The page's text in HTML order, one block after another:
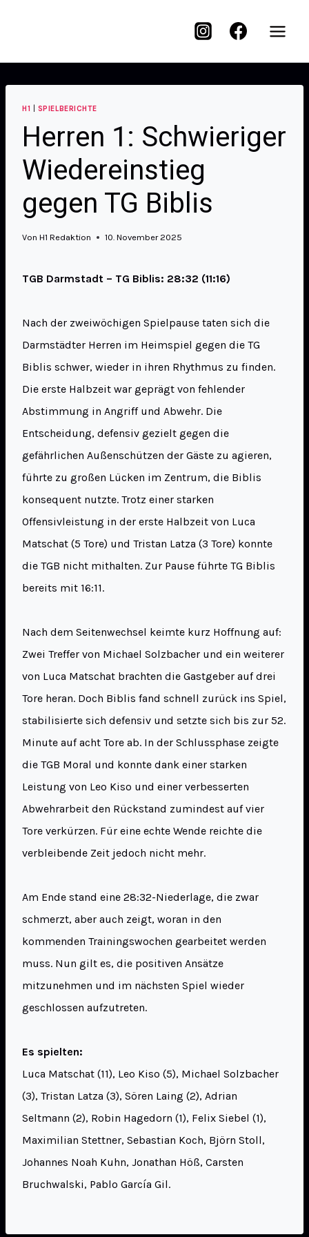
H1 SPIELBERICHTE
Herren 1: Schwieriger
Wiedereinstieg
gegen TG Biblis
Von H1 Redaktion 10. November 2025
TGB Darmstadt – TG Biblis: 28:32 (11:16)
Nach der zweiwöchigen Spielpause taten sich die
Darmstädter Herren im Heimspiel gegen die TG
Biblis schwer, wieder in ihren Rhythmus zu finden.
Die erste Halbzeit war geprägt von fehlender
Abstimmung in Angriff und Abwehr. Die
Entscheidung, defensiv gezielt gegen die
gefährlichen Außenschützen der Gäste zu agieren,
führte zu großen Lücken im Zentrum, die Biblis
konsequent nutzte. Trotz einer starken
Offensivleistung in der erste Halbzeit von Luca
Matschat (5 Tore) und Tristan Latza (3 Tore) konnte
die TGB nicht mithalten. Zur Pause führte TG Biblis
bereits mit 16:11.
Nach dem Seitenwechsel keimte kurz Hoffnung auf:
Zwei Treffer von Michael Solzbacher und ein weiterer
von Luca Matschat brachten die Gastgeber auf drei
Tore heran. Doch Biblis fand schnell zurück ins Spiel,
stabilisierte sich defensiv und setzte sich bis zur 52.
Minute auf acht Tore ab. In der Schlussphase zeigte
die TGB Moral und konnte dank einer starken
Leistung von Leo Kiso und einer verbesserten
Abwehrarbeit den Rückstand zumindest auf vier
Tore verkürzen. Für eine echte Wende reichte die
verbleibende Zeit jedoch nicht mehr.
Am Ende stand eine 28:32-Niederlage, die zwar
schmerzt, aber auch zeigt, woran in den
kommenden Trainingswochen gearbeitet werden
muss. Nun gilt es, die positiven Ansätze
mitzunehmen und im nächsten Spiel wieder
geschlossen aufzutreten.
Es spielten:
Luca Matschat (11), Leo Kiso (5), Michael Solzbacher
(3), Tristan Latza (3), Sören Laing (2), Adrian
Seltmann (2), Robin Hagedorn (1), Felix Siebel (1),
Maximilian Stettner, Sebastian Koch, Björn Stoll,
Johannes Noah Kuhn, Jonathan Höß, Carsten
Bruchwalski, Pablo García Gil.